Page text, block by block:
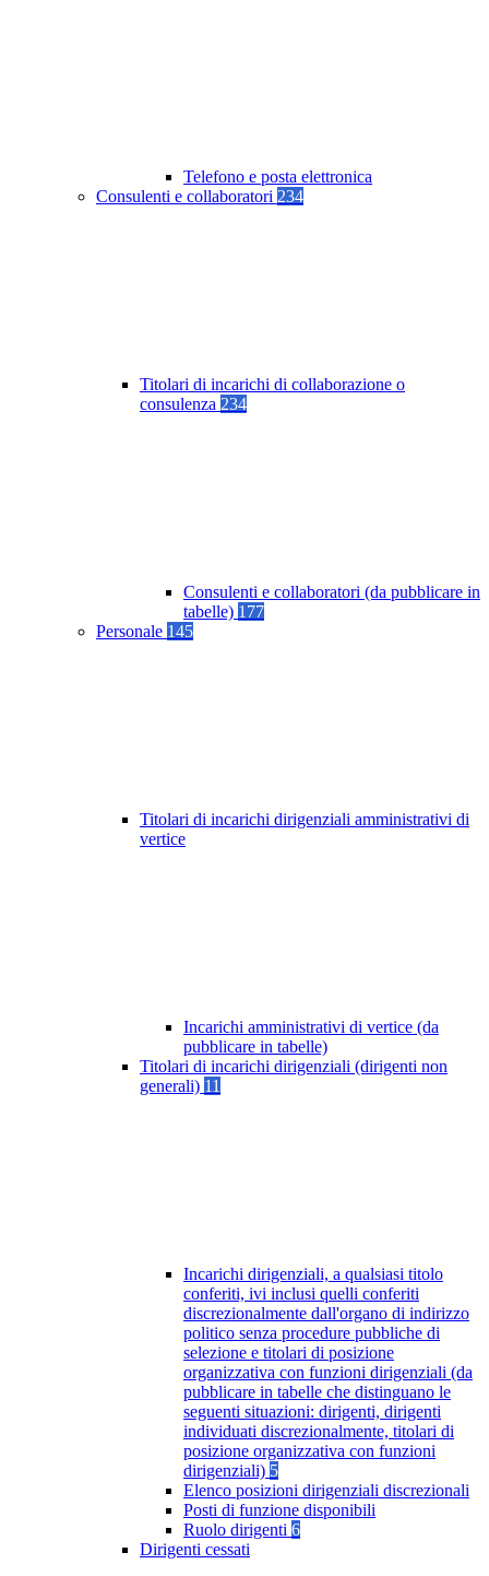
Telefono e posta elettronica
Consulenti e collaboratori 234
Titolari di incarichi di collaborazione o
consulenza 234
Consulenti e collaboratori (da pubblicare in
tabelle) 177
Personale 145
Titolari di incarichi dirigenziali amministrativi di
vertice
Incarichi amministrativi di vertice (da
pubblicare in tabelle)
Titolari di incarichi dirigenziali (dirigenti non
generali) 11
Incarichi dirigenziali, a qualsiasi titolo
conferiti, ivi inclusi quelli conferiti
discrezionalmente dall'organo di indirizzo
politico senza procedure pubbliche di
selezione e titolari di posizione
organizzativa con funzioni dirigenziali (da
pubblicare in tabelle che distinguano le
seguenti situazioni: dirigenti, dirigenti
individuati discrezionalmente, titolari di
posizione organizzativa con funzioni
dirigenziali) 5
Elenco posizioni dirigenziali discrezionali
Posti di funzione disponibili
Ruolo dirigenti 6
Dirigenti cessati